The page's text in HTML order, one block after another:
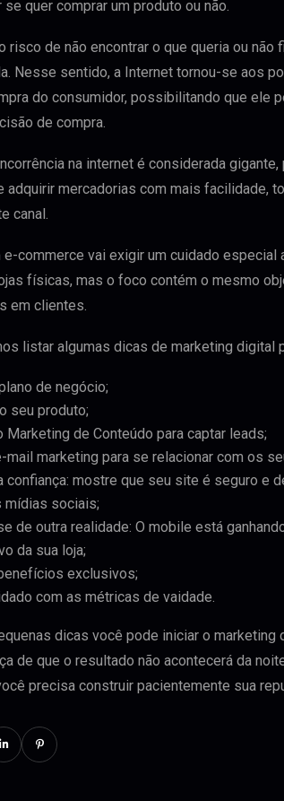
se quer comprar um produto ou não.
risco de não encontrar o que queria ou
Nesse sentido, a Internet tornou-se aos
do consumidor, possibilitando que ele
de compra.
na internet é considerada
adquirir mercadorias com mais facilidade,
canal.
e-commerce vai exigir um cuidado
físicas, mas o foco contém o mesmo
em clientes.
listar algumas dicas de marketing digital
de negócio;
seu produto;
Marketing de Conteúdo para captar leads;
mail marketing para se relacionar com os
confiança: mostre que seu site é seguro e
mídias sociais;
de outra realidade: O mobile está
da sua loja;
exclusivos;
com as métricas de vaidade.
dicas você pode iniciar o marketing
de que o resultado não acontecerá da
precisa construir pacientemente sua